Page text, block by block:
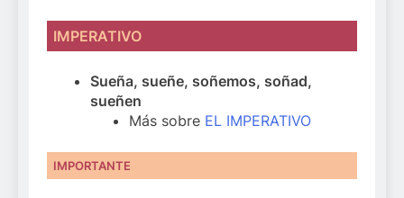
IMPERATIVO
Sueña, sueñe, soñemos, soñad,
sueñen
Más sobre EL IMPERATIVO
IMPORTANTE